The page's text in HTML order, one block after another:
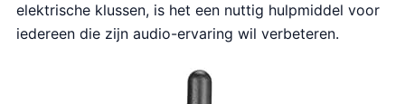
elektrische klussen, is het een nuttig hulpmiddel voor
iedereen die zijn audio-ervaring wil verbeteren.